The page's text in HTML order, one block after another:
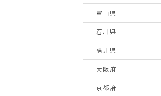
富山県
石川県
福井県
大阪府
京都府